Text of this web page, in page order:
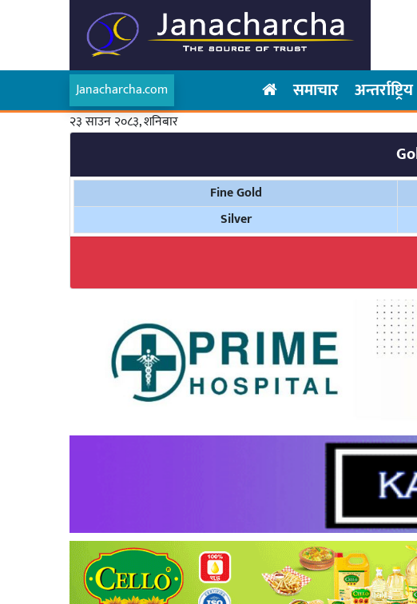
Janacharcha.com समाचार अन्तर्राष्ट्रिय
२३ साउन २०८३, शनिबार
Fine Gold
Silver